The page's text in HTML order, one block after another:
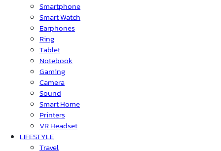
Smartphone
Smart Watch
Earphones
Ring
Tablet
Notebook
Gaming
Camera
Sound
Smart Home
Printers
VR Headset
LIFESTYLE
Travel